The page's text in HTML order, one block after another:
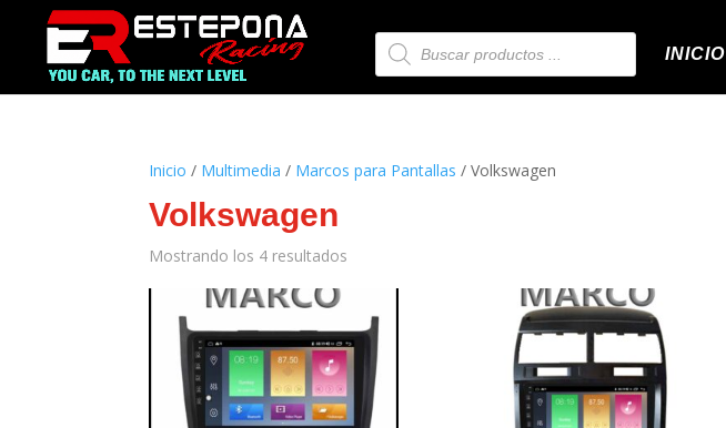
Búsqueda
de
productos
INICIO
Inicio / Multimedia / Marcos para Pantallas / Volkswagen
Volkswagen
Mostrando los 4 resultados